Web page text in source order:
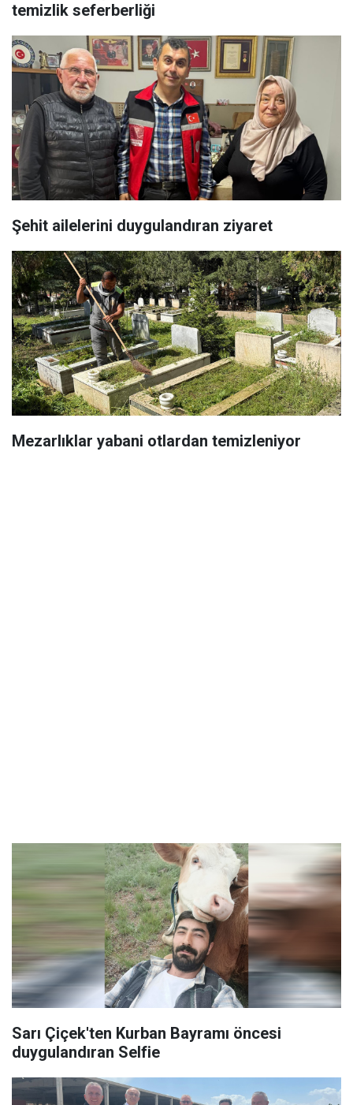
temizlik seferberliği
Şehit ailelerini duygulandıran ziyaret
Mezarlıklar yabani otlardan temizleniyor
Sarı Çiçek'ten Kurban Bayramı öncesi
duygulandıran Selfie